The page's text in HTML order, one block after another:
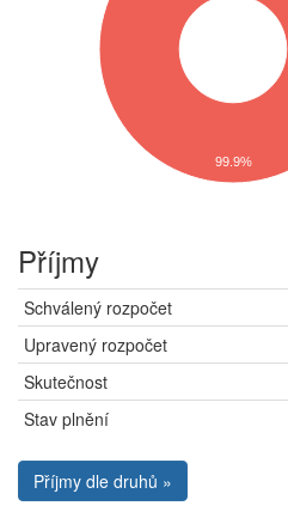
99.9%
Příjmy
Schválený rozpočet
Upravený rozpočet
Skutečnost
Stav plnění
Příjmy dle druhů »